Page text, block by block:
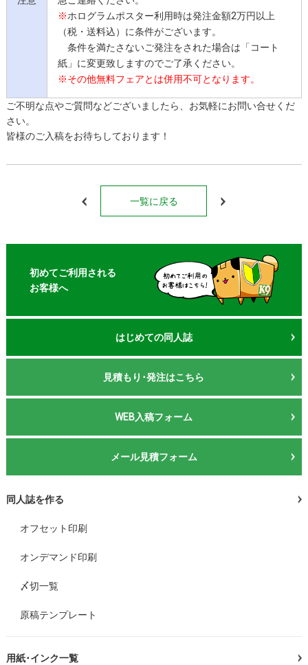
※ホログラムポスター利用時は発注金額2万円以上
（税・送料込）に条件がございます。
条件を満たさないご発注をされた場合は「コート
紙」に変更致しますのでご了承ください。
※その他無料フェアとは併用不可となります。
ご不明な点やご質問などございましたら、お気軽にお問い合せくだ
さい。
皆様のご入稿をお待ちしております！
一覧に戻る
初めてご利用される
お客様へ
はじめての同人誌
見積もり･発注はこちら
WEB入稿フォーム
メール見積フォーム
同人誌を作る
オフセット印刷
オンデマンド印刷
〆切一覧
原稿テンプレート
用紙･インク一覧